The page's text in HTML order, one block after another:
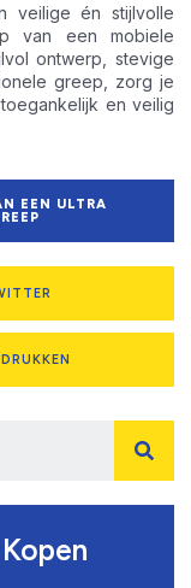
veilige én stijlvolle
van een mobiele
ontwerp, stevige
greep, zorg je
en veilig
EEN ULTRA